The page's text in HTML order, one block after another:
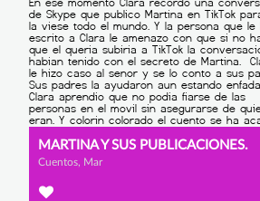
MARTINA Y SUS PUBLICACIONES.
Cuentos, Mar